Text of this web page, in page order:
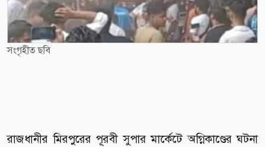
সংগৃহীত ছবি
রাজধানীর মিরপুরের পূরবী সুপার মার্কেটে অগ্নিকাণ্ডের ঘটনা